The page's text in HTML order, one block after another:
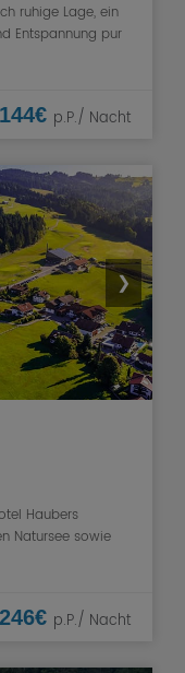
ruhige Lage, ein
Entspannung pur
144€ p.P./ Nacht
❯
Haubers
Natursee sowie
246€ p.P./ Nacht